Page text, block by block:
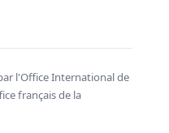
l'Office International de
français de la